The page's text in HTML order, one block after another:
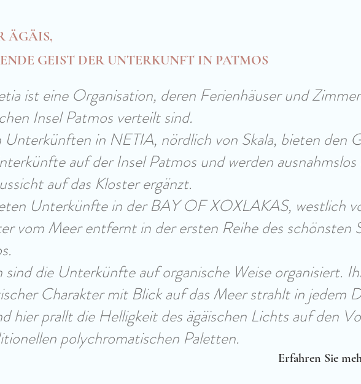
ÄGÄIS,
GEIST DER UNTERKUNFT IN PATMOS
ist eine Organisation, deren Ferienhäuser und
Insel Patmos verteilt sind.
in NETIA, nördlich von Skala, bieten den
auf der Insel Patmos und werden
auf das Kloster ergänzt.
Unterkünfte in der BAY OF XOXLAKAS, westlich
vom Meer entfernt in der ersten Reihe des schönsten
sind die Unterkünfte auf organische Weise organisiert.
Charakter mit Blick auf das Meer strahlt in jedem
hier prallt die Helligkeit des ägäischen Lichts auf den
polychromatischen Paletten.
Erfahren Sie